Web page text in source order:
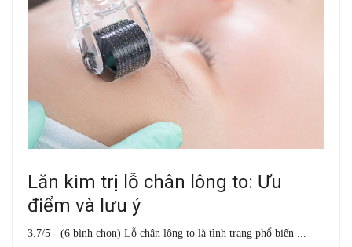
Lăn kim trị lỗ chân lông to: Ưu
điểm và lưu ý
3.7/5 - (6 bình chọn) Lỗ chân lông to là tình trạng phổ biến ...